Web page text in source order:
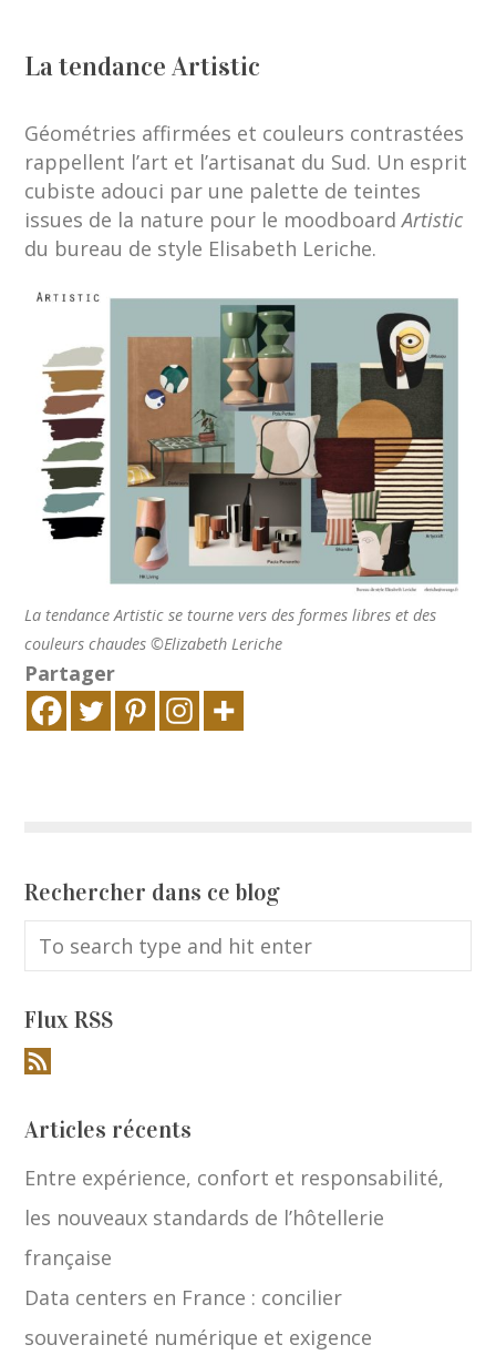
La tendance Artistic
Géométries affirmées et couleurs contrastées
rappellent l’art et l’artisanat du Sud. Un esprit
cubiste adouci par une palette de teintes
issues de la nature pour le moodboardArtistic
du bureau de style Elisabeth Leriche.
La tendance Artistic se tourne vers des formes libres et des
couleurs chaudes ©Elizabeth Leriche
Partager
Rechercher dans ce blog
Flux RSS
Articles récents
Entre expérience, confort et responsabilité,
les nouveaux standards de l’hôtellerie
française
Data centers en France : concilier
souveraineté numérique et exigence